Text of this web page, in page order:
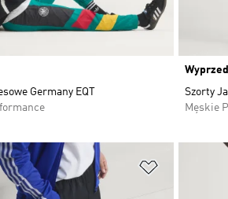
Germany EQT
Szorty
Męskie
Dodaj do